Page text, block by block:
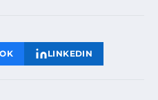
LINKEDIN